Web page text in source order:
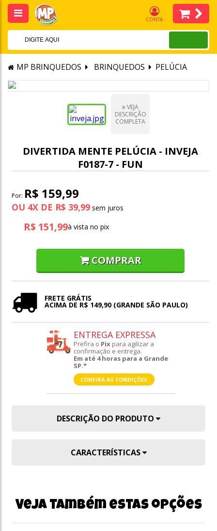
CONTA
MP BRINQUEDOS BRINQUEDOS PELÚCIA
VEJA
DESCRIÇÃO
COMPLETA
DIVERTIDA MENTE PELÚCIA - INVEJA
F0187-7 - FUN
Por: R$ 159,99
OU 4X DE R$ 39,99
R$ 151,99à vista no pix
COMPRAR
FRETE GRÁTIS
ACIMA DE R$ 149,90 (GRANDE SÃO PAULO)
ENTREGA EXPRESSA
Prefira o Pix para agilizar a
confirmação e entrega.
Em até 4 horas para a Grande
SP.*
CONFIRA AS CONDIÇÕES
DESCRIÇÃO DO PRODUTO
CARACTERÍSTICAS
Veja também estas opções